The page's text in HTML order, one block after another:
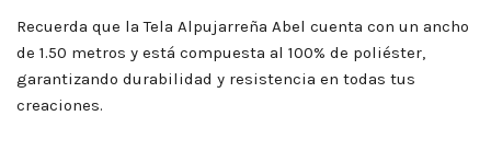
Recuerda que la Tela Alpujarreña Abel cuenta con un ancho
de 1.50 metros y está compuesta al 100% de poliéster,
garantizando durabilidad y resistencia en todas tus
creaciones.